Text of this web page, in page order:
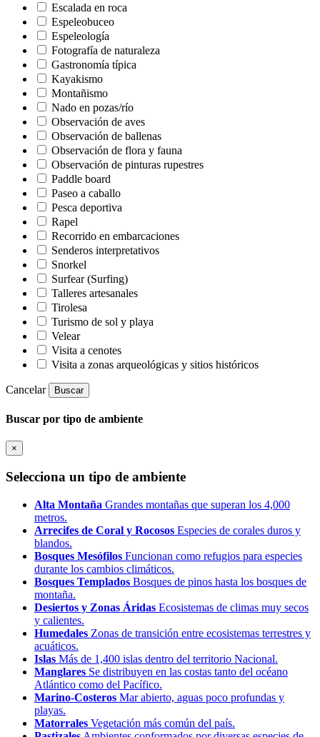
Escalada en roca
Espeleobuceo
Espeleología
Fotografía de naturaleza
Gastronomía típica
Kayakismo
Montañismo
Nado en pozas/río
Observación de aves
Observación de ballenas
Observación de flora y fauna
Observación de pinturas rupestres
Paddle board
Paseo a caballo
Pesca deportiva
Rapel
Recorrido en embarcaciones
Senderos interpretativos
Snorkel
Surfear (Surfing)
Talleres artesanales
Tirolesa
Turismo de sol y playa
Velear
Visita a cenotes
Visita a zonas arqueológicas y sitios históricos
Cancelar Buscar
Buscar por tipo de ambiente
×
Selecciona un tipo de ambiente
Alta Montaña Grandes montañas que superan los 4,000
metros.
Arrecifes de Coral y Rocosos Especies de corales duros y
blandos.
Bosques Mesófilos Funcionan como refugios para especies
durante los cambios climáticos.
Bosques Templados Bosques de pinos hasta los bosques de
montaña.
Desiertos y Zonas Áridas Ecosistemas de climas muy secos
y calientes.
Humedales Zonas de transición entre ecosistemas terrestres y
acuáticos.
Islas Más de 1,400 islas dentro del territorio Nacional.
Manglares Se distribuyen en las costas tanto del océano
Atlántico como del Pacífico.
Marino-Costeros Mar abierto, aguas poco profundas y
playas.
Matorrales Vegetación más común del país.